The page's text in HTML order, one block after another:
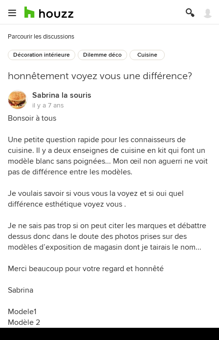
Parcourir les discussions
Décoration intérieure Dilemme déco Cuisine
honnêtement voyez vous une différence?
Sabrina la souris
il y a 7 ans
Bonsoir à tous
Une petite question rapide pour les connaisseurs de
cuisine. Il y a deux enseignes de cuisine en kit qui font un
modèle blanc sans poignées... Mon œil non aguerri ne voit
pas de différence entre les modèles.
Je voulais savoir si vous vous la voyez et si oui quel
différence esthétique voyez vous .
Je ne sais pas trop si on peut citer les marques et débattre
dessus donc dans le doute des photos prises sur des
modèles d’exposition de magasin dont je tairais le nom...
Merci beaucoup pour votre regard et honnêté
Sabrina
Modele1
Modèle 2